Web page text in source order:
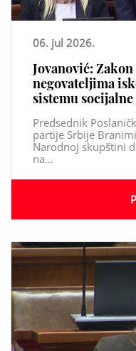
06. jul 2026.
Jovanović:
negovateljima
sistemu
Predsednik
partije Srbije
Narodnoj skupštini
na...